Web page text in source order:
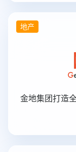
地产
金地集团打造